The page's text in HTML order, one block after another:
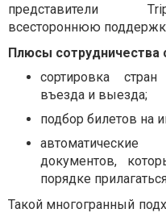
представители T
всестороннюю
Плюсы сотрудничества
сортировка
въезда и выезда;
подбор билетов на
документов,
порядке
Такой многогранный